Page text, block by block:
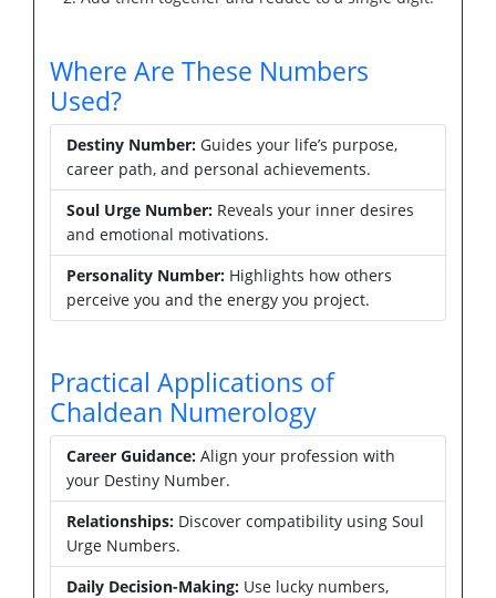
Where Are These Numbers
Used?
Destiny Number: Guides your life’s purpose,
career path, and personal achievements.
Soul Urge Number: Reveals your inner desires
and emotional motivations.
Personality Number: Highlights how others
perceive you and the energy you project.
Practical Applications of
Chaldean Numerology
Career Guidance: Align your profession with
your Destiny Number.
Relationships: Discover compatibility using Soul
Urge Numbers.
Daily Decision-Making: Use lucky numbers,